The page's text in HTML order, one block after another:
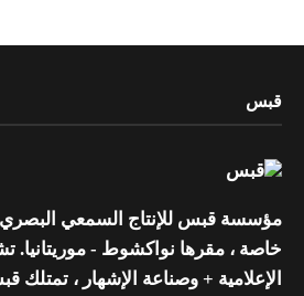
قبس
مؤسسة قبس للإنتاج السمعي
خاصة ، مقرها نواكشوط - موريتانيا.
الإعلامية + وصناعة الإشهار ، تمتلك